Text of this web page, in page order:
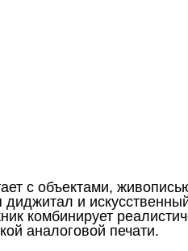
с объектами,
диджитал и
комбинирует
аналоговой печати.